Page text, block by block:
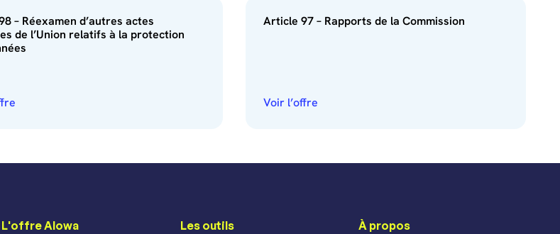
– Réexamen d’autres actes
de l’Union relatifs à la protection
Article 97 – Rapports de la Commission
Voir l’offre
L'offre Alowa Les outils À propos